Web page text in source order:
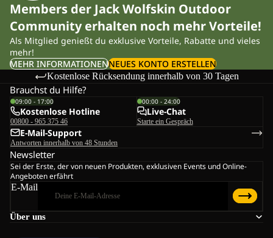
Members der Jack Wolfskin Outdoor
Community erhalten noch mehr Vorteile!
Als Mitglied genießt du exklusive Vorteile, Rabatte und vieles
mehr!
MEHR INFORMATIONENNEUES KONTO ERSTELLEN
Kostenlose Rücksendung innerhalb von 30 Tagen
Über uns
Brauchst du Hilfe?
09:00 - 17:00
Kostenlose Hotline
00800 - 965 375 46
00:00 - 24:00
Live-Chat
Starte ein Gespräch
E-Mail-Support
Antworten innerhalb von 48 Stunden
Newsletter
Sei der Erste, der von neuen Produkten, exklusiven Events und Online-
Angeboten erfährt
E-Mail